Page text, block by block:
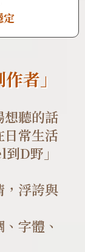
定
者」
想聽的話
日常生活
D野」
，浮誇與
字體、